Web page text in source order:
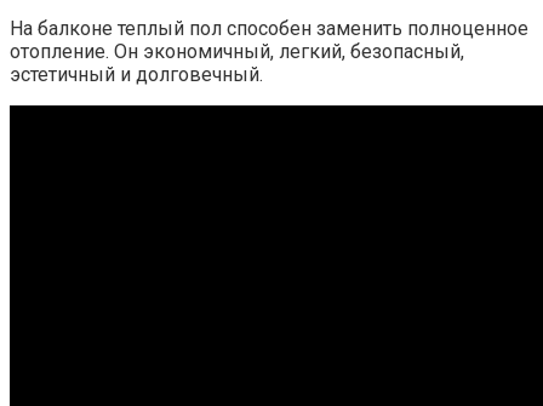
На балконе теплый пол способен заменить полноценное
отопление. Он экономичный, легкий, безопасный,
эстетичный и долговечный.